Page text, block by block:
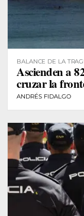
BALANCE DE LA
Ascienden a
cruzar la
ANDRÉS FIDALGO